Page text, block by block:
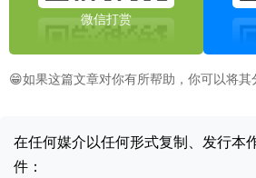
微信打赏
😁如果这篇文章对你有所帮助，你可以将
在任何媒介以任何形式复制、发行本
件：